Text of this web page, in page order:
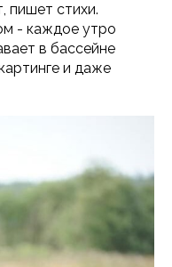
пишет стихи.
- каждое утро
в бассейне
и даже